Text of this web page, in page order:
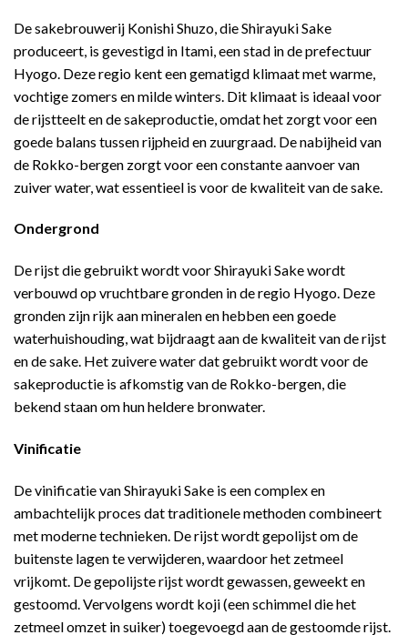
De sakebrouwerij Konishi Shuzo, die Shirayuki Sake
produceert, is gevestigd in Itami, een stad in de prefectuur
Hyogo. Deze regio kent een gematigd klimaat met warme,
vochtige zomers en milde winters. Dit klimaat is ideaal voor
de rijstteelt en de sakeproductie, omdat het zorgt voor een
goede balans tussen rijpheid en zuurgraad. De nabijheid van
de Rokko-bergen zorgt voor een constante aanvoer van
zuiver water, wat essentieel is voor de kwaliteit van de sake.
Ondergrond
De rijst die gebruikt wordt voor Shirayuki Sake wordt
verbouwd op vruchtbare gronden in de regio Hyogo. Deze
gronden zijn rijk aan mineralen en hebben een goede
waterhuishouding, wat bijdraagt aan de kwaliteit van de rijst
en de sake. Het zuivere water dat gebruikt wordt voor de
sakeproductie is afkomstig van de Rokko-bergen, die
bekend staan om hun heldere bronwater.
Vinificatie
De vinificatie van Shirayuki Sake is een complex en
ambachtelijk proces dat traditionele methoden combineert
met moderne technieken. De rijst wordt gepolijst om de
buitenste lagen te verwijderen, waardoor het zetmeel
vrijkomt. De gepolijste rijst wordt gewassen, geweekt en
gestoomd. Vervolgens wordt koji (een schimmel die het
zetmeel omzet in suiker) toegevoegd aan de gestoomde rijst.